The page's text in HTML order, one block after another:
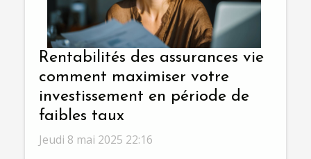
Rentabilités des assurances vie
comment maximiser votre
investissement en période de
faibles taux
Jeudi 8 mai 2025 22:16